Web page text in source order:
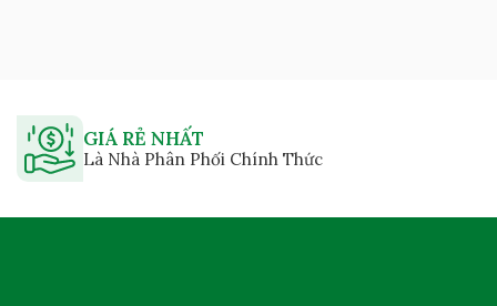
GIÁ RẺ NHẤT
Là Nhà Phân Phối Chính Thức